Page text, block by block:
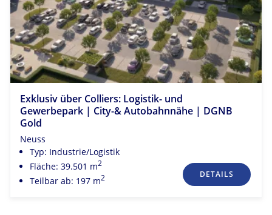
Exklusiv über Colliers: Logistik- und
Gewerbepark | City-& Autobahnnähe | DGNB
Gold
Neuss
Typ: Industrie/Logistik
Fläche: 39.501 m2
Teilbar ab: 197 m2 DETAILS